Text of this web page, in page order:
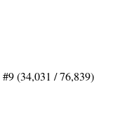
#9 (34,031 / 76,839)